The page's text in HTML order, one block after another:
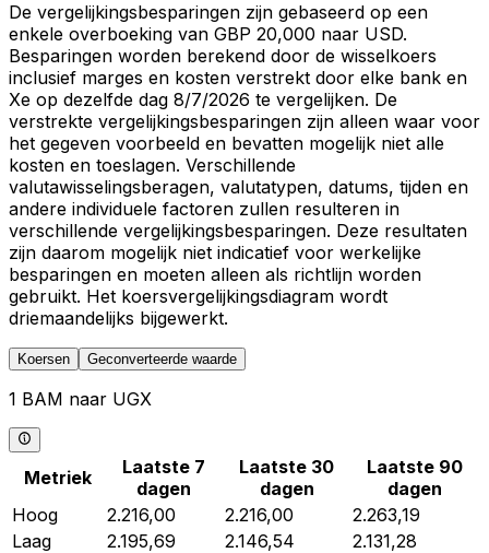
De vergelijkingsbesparingen zijn gebaseerd op een
enkele overboeking van GBP 20,000 naar USD.
Besparingen worden berekend door de wisselkoers
inclusief marges en kosten verstrekt door elke bank en
Xe op dezelfde dag 8/7/2026 te vergelijken. De
verstrekte vergelijkingsbesparingen zijn alleen waar voor
het gegeven voorbeeld en bevatten mogelijk niet alle
kosten en toeslagen. Verschillende
valutawisselingsberagen, valutatypen, datums, tijden en
andere individuele factoren zullen resulteren in
verschillende vergelijkingsbesparingen. Deze resultaten
zijn daarom mogelijk niet indicatief voor werkelijke
besparingen en moeten alleen als richtlijn worden
gebruikt. Het koersvergelijkingsdiagram wordt
driemaandelijks bijgewerkt.
Koersen Geconverteerde waarde
1 BAM naar UGX
Metriek
Laatste 7
dagen
Laatste 30
dagen
Laatste 90
dagen
Hoog
2.216,00 2.216,00
2.263,19
Laag
2.195,69 2.146,54
2.131,28